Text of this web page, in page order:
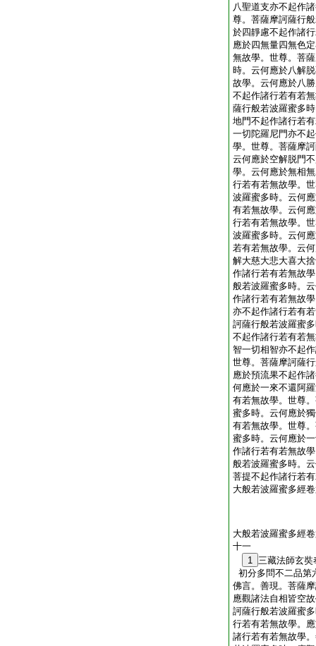
八聖道支亦不起作
尊。菩薩摩訶薩行
於四靜慮不起作諸
應於四無量四無色
無故學。世尊。菩
時。云何應於八解
故學。云何應於八
不起作諸行若有若
薩行般若波羅蜜多
地門不起作諸行若
一切陀羅尼門亦不
學。世尊。菩薩摩
云何應於空解脱門
學。云何應於無相
行若有若無故學。
波羅蜜多時。云何
有若無故學。云何
行若有若無故學。
波羅蜜多時。云何
若有若無故學。云
解大慈大悲大喜大
作諸行若有若無故
般若波羅蜜多時。
作諸行若有若無故
亦不起作諸行若有
訶薩行般若波羅蜜
不起作諸行若有若
智一切相智亦不起
世尊。菩薩摩訶薩
應於預流果不起作
何應於一來不還阿
有若無故學。世尊
蜜多時。云何應於
有若無故學。世尊
蜜多時。云何應於
作諸行若有若無故
般若波羅蜜多時。
菩提不起作諸行若
大般若波羅蜜多經
大般若波羅蜜多經
十一
1 三藏法師
初分多問不二品第
佛言。善現。菩薩
應觀諸法自相皆空
訶薩行般若波羅蜜
行若有若無故學。
諸行若有若無故學